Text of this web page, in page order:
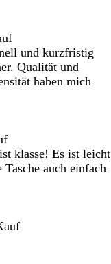
und kurzfristig
Qualität und
haben mich
klasse! Es ist leicht
auch einfach